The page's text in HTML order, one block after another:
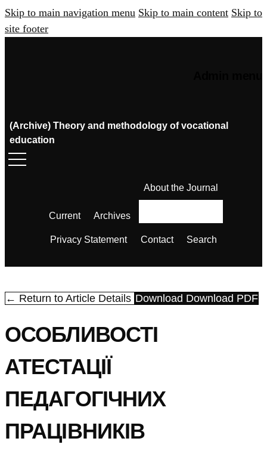
Skip to main navigation menu Skip to main content Skip to
site footer
(Archive) Theory and methodology of vocational
education
Current Archives
About the Journal
Privacy Statement Contact Search
← Return to Article Details Download Download PDF
ОСОБЛИВОСТІ
АТЕСТАЦІЇ
ПЕДАГОГІЧНИХ
ПРАЦІВНИКІВ